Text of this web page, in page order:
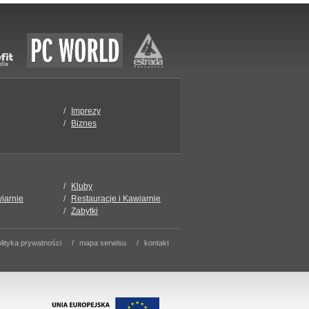
Imprezy
Biznes
Kluby
Restauracje i Kawiarnie
Zabytki
prywatności mapa serwisu kontakt